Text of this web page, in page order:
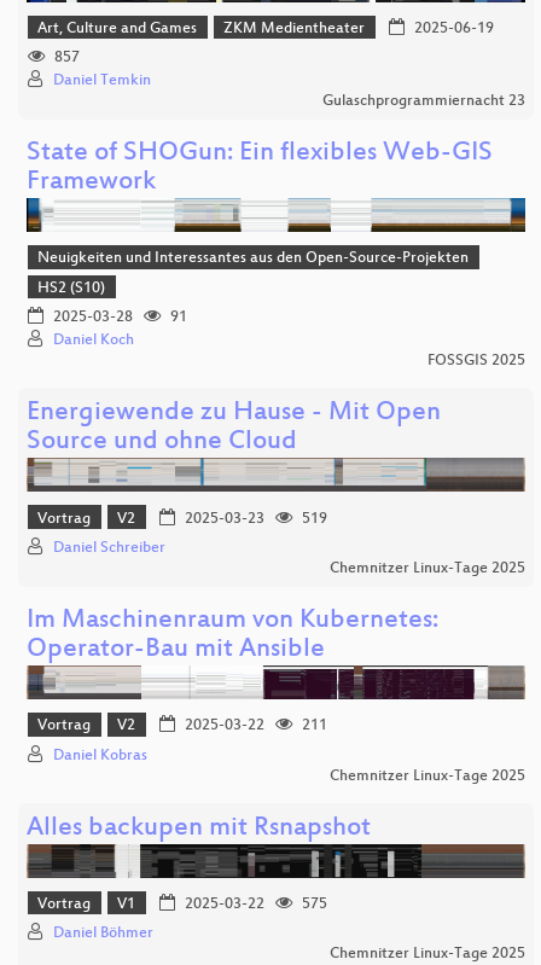
Art, Culture and Games ZKM Medientheater
2025-06-19
857
Daniel Temkin
Gulaschprogrammiernacht 23
State of SHOGun: Ein flexibles Web-GIS
Framework
Neuigkeiten und Interessantes aus den Open-Source-Projekten
HS2 (S10)
2025-03-28
91
Daniel Koch
FOSSGIS 2025
Energiewende zu Hause - Mit Open
Source und ohne Cloud
Vortrag V2 2025-03-23
519
Daniel Schreiber
Chemnitzer Linux-Tage 2025
Im Maschinenraum von Kubernetes:
Operator-Bau mit Ansible
Vortrag V2 2025-03-22
211
Daniel Kobras
Chemnitzer Linux-Tage 2025
Alles backupen mit Rsnapshot
Vortrag V1 2025-03-22
575
Daniel Böhmer
Chemnitzer Linux-Tage 2025